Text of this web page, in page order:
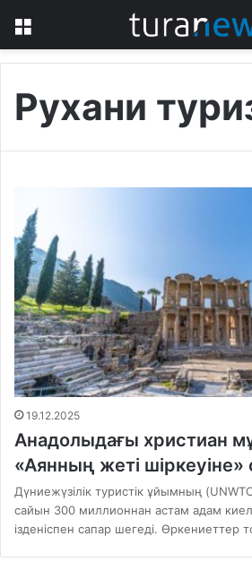
Рухани
19.12.2025
Анадолыдағы христиан
«Аянның жеті шіркеуіне»
Дүниежүзілік туристік ұйымның
сайын 300 миллионнан астам адам
ізденіспен сапар шегеді. Өркениеттер